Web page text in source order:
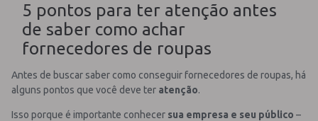
5 pontos para ter atenção antes
de saber como achar
fornecedores de roupas
Antes de buscar saber como conseguir fornecedores de roupas, há
alguns pontos que você deve ter atenção.
Isso porque é importante conhecer sua empresa e seu público –